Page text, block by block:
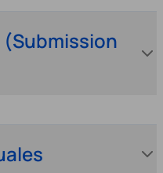
(Submission